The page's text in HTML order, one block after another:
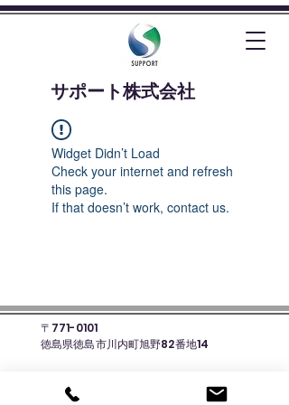
​サポート株式会社
Widget Didn’t Load
Check your internet and refresh
this page.
If that doesn’t work, contact us.
〒771-0101
徳島県徳島市川内町旭野82番地14
☎088-678-8135